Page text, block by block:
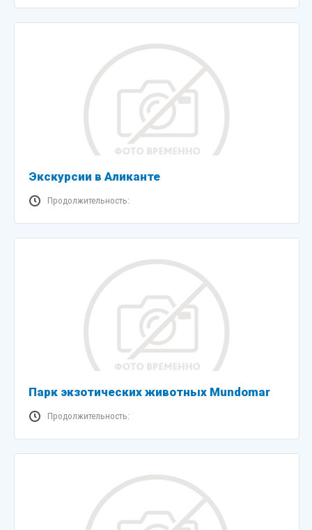
Экскурсии в Аликанте
Продолжительность:
Парк экзотичеcких животных Mundomar
Продолжительность: